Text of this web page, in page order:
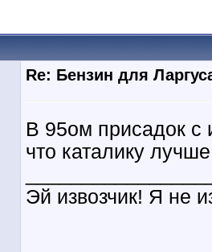
Re: Бензин для
В 95ом присадок с
что каталику
Эй извозчик! Я не